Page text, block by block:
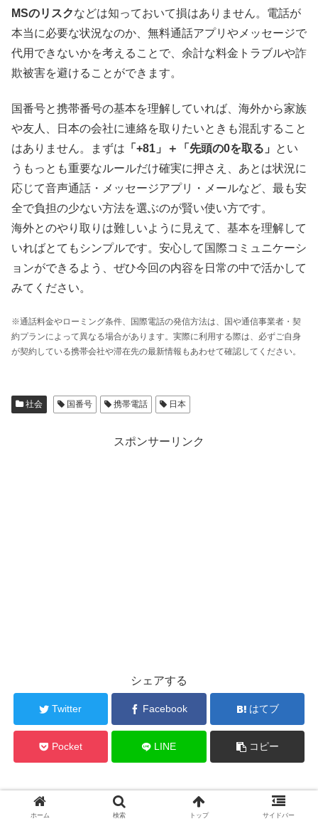
MSのリスクなどは知っておいて損はありません。電話が
本当に必要な状況なのか、無料通話アプリやメッセージで
代用できないかを考えることで、余計な料金トラブルや詐
欺被害を避けることができます。
国番号と携帯番号の基本を理解していれば、海外から家族
や友人、日本の会社に連絡を取りたいときも混乱すること
はありません。まずは 「+81」＋「先頭の0を取る」
とい
うもっとも重要なルールだけ確実に押さえ、あとは状況に
応じて音声通話・メッセージアプリ・メールなど、最も安
全で負担の少ない方法を選ぶのが賢い使い方です。
海外とのやり取りは難しいように見えて、基本を理解して
いればとてもシンプルです。安心して国際コミュニケーシ
ョンができるよう、ぜひ今回の内容を日常の中で活かして
みてください。
※通話料金やローミング条件、国際電話の発信方法は、国や通信事業者・契
約プランによって異なる場合があります。実際に利用する際は、必ずご自身
が契約している携帯会社や滞在先の最新情報もあわせて確認してください。
社会 国番号 携帯電話 日本
スポンサーリンク
シェアする
Twitter Facebook はてブ
Pocket LINE コピー
fukutaku4をフォローする
ホーム 検索 トップ サイドバー